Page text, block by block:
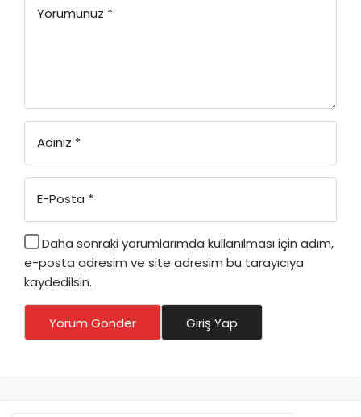
Yorumunuz *
Adınız *
E-Posta *
Daha sonraki yorumlarımda kullanılması için adım,
e-posta adresim ve site adresim bu tarayıcıya
kaydedilsin.
Yorum Gönder Giriş Yap